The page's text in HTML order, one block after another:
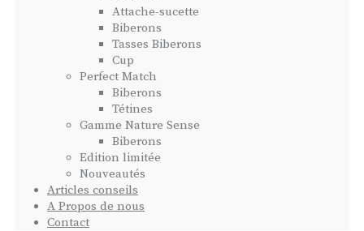
Attache-sucette
Biberons
Tasses Biberons
Cup
Perfect Match
Biberons
Tétines
Gamme Nature Sense
Biberons
Edition limitée
Nouveautés
Articles conseils
A Propos de nous
Contact